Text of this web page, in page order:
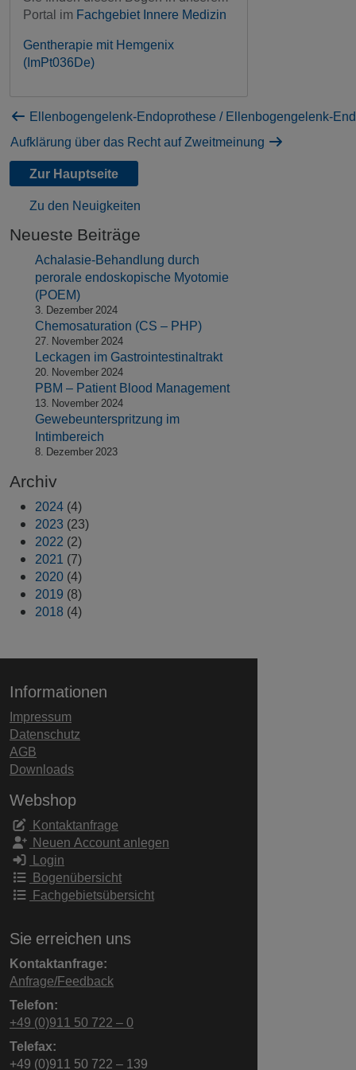
Portal im Fachgebiet Innere Medizin
Gentherapie mit Hemgenix
(ImPt036De)
Ellenbogengelenk-Endoprothese / Ellenbogengelenk-
Aufklärung über das Recht auf Zweitmeinung
Zur Hauptseite
Zu den Neuigkeiten
Neueste Beiträge
Achalasie-Behandlung durch
perorale endoskopische Myotomie
(POEM)
3. Dezember 2024
Chemosaturation (CS – PHP)
27. November 2024
Leckagen im Gastrointestinaltrakt
20. November 2024
PBM – Patient Blood Management
13. November 2024
Gewebeunterspritzung im
Intimbereich
8. Dezember 2023
Archiv
2024 (4)
2023 (23)
2022 (2)
2021 (7)
2020 (4)
2019 (8)
2018 (4)
Informationen
Impressum
Datenschutz
AGB
Downloads
Webshop
Kontaktanfrage
Neuen Account anlegen
Login
Bogenübersicht
Fachgebietsübersicht
Sie erreichen uns
Kontaktanfrage:
Anfrage/Feedback
Telefon:
+49 (0)911 50 722 – 0
Telefax:
+49 (0)911 50 722 – 139